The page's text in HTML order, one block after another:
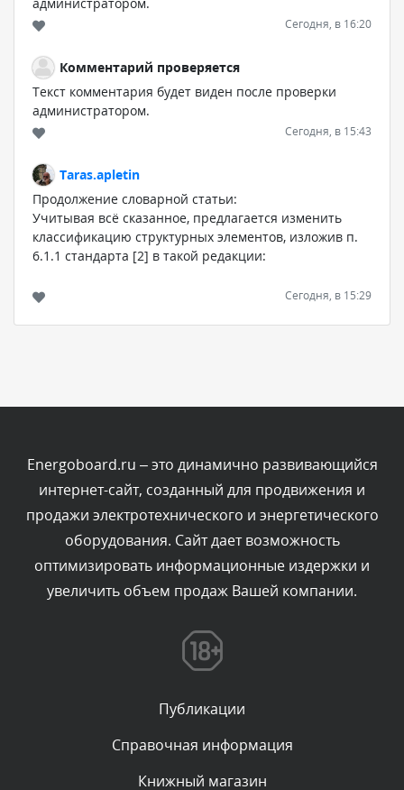
Сегодня, в 16:20
Комментарий проверяется
Текст комментария будет виден после проверки
администратором.
Сегодня, в 15:43
Taras.apletin
Продолжение словарной статьи:
Учитывая всё сказанное, предлагается изменить
классификацию структурных элементов, изложив п.
6.1.1 стандарта [2] в такой редакции:
6.1.1 В общем случае в ТД, содержащие в основном
- разделы:
- содержание;
- обозначения и сокращения;
- термины и определения;
- разделы, составляющие основное тематического
Сегодня, в 15:29
Текст комментария будет виден после проверки
администратором.
Сегодня, в 13:48
Комментарий проверяется
Текст комментария будет виден после проверки
администратором.
Комментарий проверяется
Energoboard.ru – это динамично развивающийся
интернет-сайт, созданный для продвижения и
продажи электротехнического и энергетического
оборудования. Сайт дает возможность
оптимизировать информационные издержки и
увеличить объем продаж Вашей компании.
Публикации
Справочная информация
Книжный магазин